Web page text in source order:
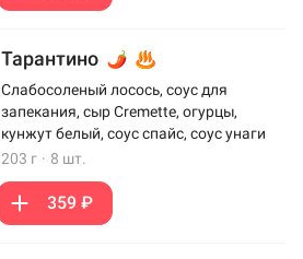
Тарантино
Слабосоленый лосось, соус для
запекания, сыр Cremette, огурцы,
кунжут белый, соус спайс, соус унаги
203 г · 8 шт.
359 ₽